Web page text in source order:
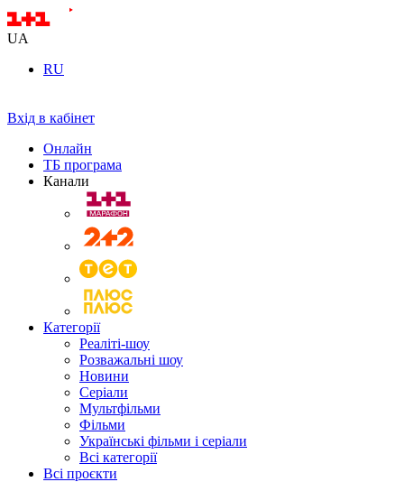
UA
RU
Вхід в кабінет
Онлайн
ТБ програма
Канали
Категорії
Реаліті-шоу
Розважальні шоу
Новини
Серіали
Мультфільми
Фільми
Українські фільми і серіали
Всі категорії
Всі проєкти